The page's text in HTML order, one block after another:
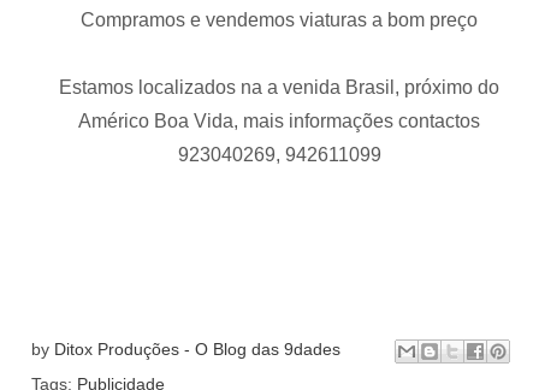
Compramos e vendemos viaturas a bom preço
Estamos localizados na a venida Brasil, próximo do
Américo Boa Vida, mais informações contactos
923040269, 942611099
by Ditox Produções - O Blog das 9dades
Tags: Publicidade